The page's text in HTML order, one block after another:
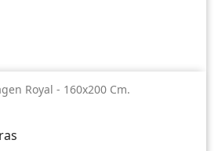
Royal - 160x200 Cm.